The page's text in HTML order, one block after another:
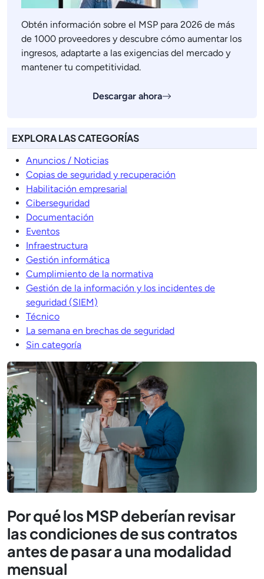
Obtén información sobre el MSP para 2026 de más
de 1000 proveedores y descubre cómo aumentar los
ingresos, adaptarte a las exigencias del mercado y
mantener tu competitividad.
Descargar ahora
EXPLORA LAS CATEGORÍAS
Anuncios / Noticias
Copias de seguridad y recuperación
Habilitación empresarial
Ciberseguridad
Documentación
Eventos
Infraestructura
Gestión informática
Cumplimiento de la normativa
Gestión de la información y los incidentes de
seguridad (SIEM)
Técnico
La semana en brechas de seguridad
Sin categoría
Por qué los MSP deberían revisar
las condiciones de sus contratos
antes de pasar a una modalidad
mensual